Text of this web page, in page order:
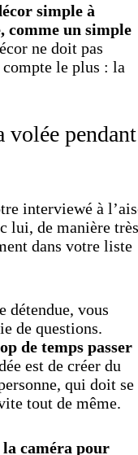
simple à
comme un simple
ne doit pas
le plus : la
volée pendant
interviewé à
lui, de manière très
dans votre liste
détendue, vous
de questions.
de temps passer
est de créer du
qui doit se
tout de même.
caméra pour